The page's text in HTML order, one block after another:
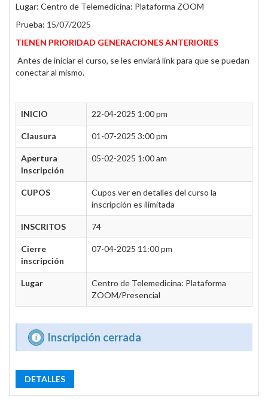
Lugar: Centro de Telemedicina: Plataforma ZOOM
Prueba: 15/07/2025
TIENEN PRIORIDAD GENERACIONES ANTERIORES
Antes de iniciar el curso, se les enviará link para que se puedan
conectar al mismo.
INICIO 22-04-2025 1:00 pm
Clausura 01-07-2025 3:00 pm
Apertura
Inscripción
05-02-2025 1:00 am
CUPOS
Cupos ver en detalles del curso la
inscripción es ilimitada
INSCRITOS 74
Cierre
inscripción
07-04-2025 11:00 pm
Lugar
Centro de Telemedicina: Plataforma
ZOOM/Presencial
Inscripción cerrada
DETALLES